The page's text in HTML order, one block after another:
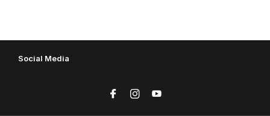
Social Media